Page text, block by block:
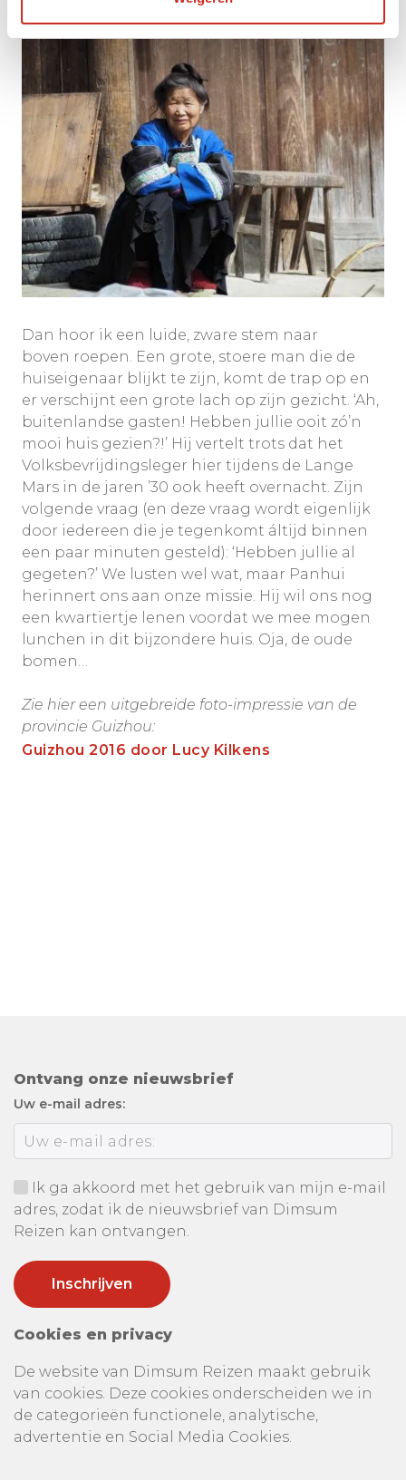
Dan hoor ik een luide, zware stem naar
boven roepen. Een grote, stoere man die de
huiseigenaar blijkt te zijn, komt de trap op en
er verschijnt een grote lach op zijn gezicht. ‘Ah,
buitenlandse gasten! Hebben jullie ooit zó’n
mooi huis gezien?!’ Hij vertelt trots dat het
Volksbevrijdingsleger hier tijdens de Lange
Mars in de jaren ’30 ook heeft overnacht. Zijn
volgende vraag (en deze vraag wordt eigenlijk
door iedereen die je tegenkomt áltijd binnen
een paar minuten gesteld): ‘Hebben jullie al
gegeten?’ We lusten wel wat, maar Panhui
herinnert ons aan onze missie. Hij wil ons nog
een kwartiertje lenen voordat we mee mogen
lunchen in dit bijzondere huis. Oja, de oude
bomen…
Zie hier een uitgebreide foto-impressie van de
provincie Guizhou:
Guizhou 2016 door Lucy Kilkens
Ontvang onze nieuwsbrief
Uw e-mail adres:
Ik ga akkoord met het gebruik van mijn e-mail
adres, zodat ik de nieuwsbrief van Dimsum
Reizen kan ontvangen.
Cookies en privacy
De website van Dimsum Reizen maakt gebruik
van cookies. Deze cookies onderscheiden we in
de categorieën functionele, analytische,
advertentie en Social Media Cookies.